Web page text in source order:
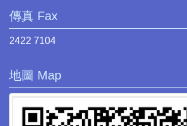
傳真 Fax
2422 7104
地圖 Map